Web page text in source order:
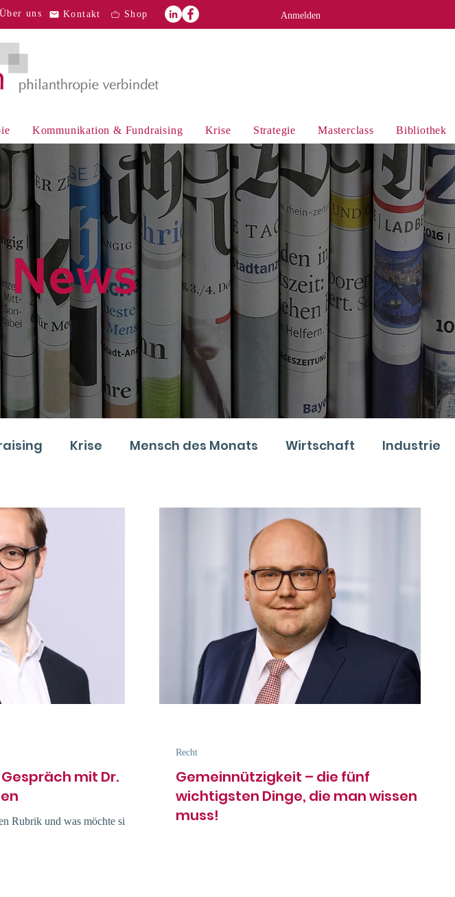
Über uns Kontakt Shop Anmelden
Kommunikation & Fundraising Krise Strategie Masterclass Bibliothek
Krise Mensch des Monats Wirtschaft Industrie
mit Dr.
Rubrik und was möchte sie
Gemeinnützigkeit – die fünf
wichtigsten Dinge, die man wissen
muss!
Recht